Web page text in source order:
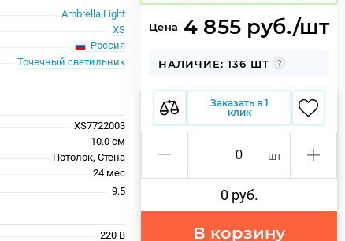
Ambrella Light
XS
Россия
Точечный светильник
XS7722003
10.0 см
Потолок, Стена
24 меc
9.5
220 В
Цена 4 855 руб./шт
НАЛИЧИЕ: 136 ШТ
Заказать в 1
клик
шт
0 руб.
В корзину